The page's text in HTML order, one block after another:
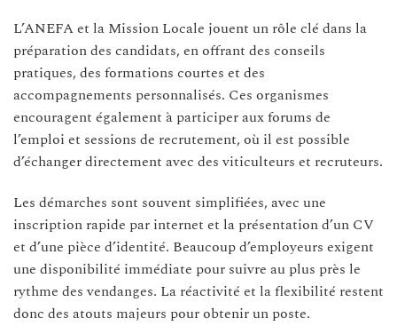
L’ANEFA et la Mission Locale jouent un rôle clé dans la
préparation des candidats, en offrant des conseils
pratiques, des formations courtes et des
accompagnements personnalisés. Ces organismes
encouragent également à participer aux forums de
l’emploi et sessions de recrutement, où il est possible
d’échanger directement avec des viticulteurs et recruteurs.
Les démarches sont souvent simplifiées, avec une
inscription rapide par internet et la présentation d’un CV
et d’une pièce d’identité. Beaucoup d’employeurs exigent
une disponibilité immédiate pour suivre au plus près le
rythme des vendanges. La réactivité et la flexibilité restent
donc des atouts majeurs pour obtenir un poste.